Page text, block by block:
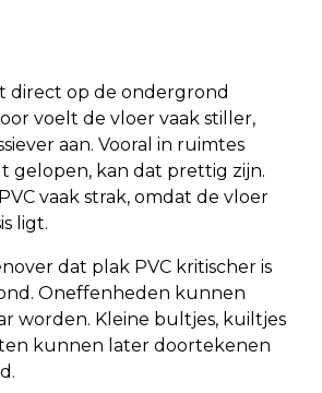
direct op de ondergrond
voelt de vloer vaak stiller,
aan. Vooral in ruimtes
gelopen, kan dat prettig zijn.
vaak strak, omdat de vloer
ligt.
dat plak PVC kritischer is
Oneffenheden kunnen
worden. Kleine bultjes, kuiltjes
kunnen later doortekenen